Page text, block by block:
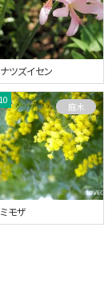
ナツズイセン
ミモザ
庭木